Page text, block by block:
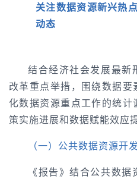
关注数据资源新兴热
动态
结合经济社会发展最新
改革重点举措，围绕数据
化数据资源重点工作的统
策实施进展和数据赋能效应
（一）公共数据资源开
《报告》结合公共数